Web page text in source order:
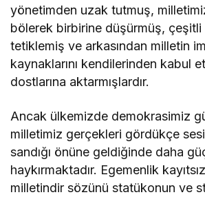
yönetimden uzak tutmuş,
bölerek birbirine düşürmüş, çeşitli
tetiklemiş ve arkasından milletin
kaynaklarını kendilerinden kabul
dostlarına aktarmışlardır.
Ancak ülkemizde demokrasimiz
milletimiz gerçekleri gördükçe
sandığı önüne geldiğinde daha
haykırmaktadır. Egemenlik
milletindir sözünü statükonun ve